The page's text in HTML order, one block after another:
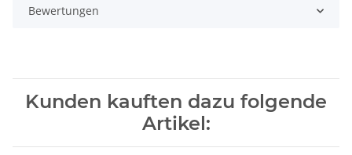
Bewertungen
Kunden kauften dazu folgende
Artikel: